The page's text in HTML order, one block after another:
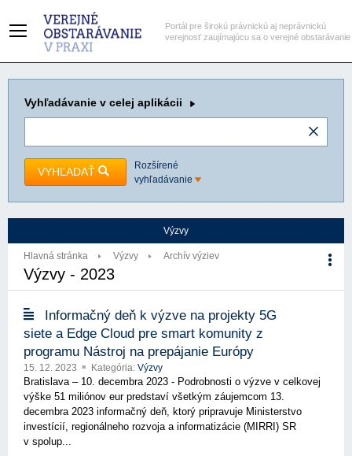
Portál pre širokú právnickú aj neprávnickú
verejnosť zaujímajúcu sa o verejné obstarávanie
Vyhľadávanie v celej aplikácii
VYHĽADAŤ
Rozšírené
vyhľadávanie
Výzvy
Hlavná stránka Výzvy Archív výziev
Výzvy - 2023
Informačný deň k výzve na projekty 5G
siete a Edge Cloud pre smart komunity z
programu Nástroj na prepájanie Európy
15. 12. 2023 Kategória: Výzvy
Bratislava – 10. decembra 2023 - Podrobnosti o výzve v celkovej
výške 51 miliónov eur predstaví všetkým záujemcom 13.
decembra 2023 informačný deň, ktorý pripravuje Ministerstvo
investícií, regionálneho rozvoja a informatizácie (MIRRI) SR
v spolup...